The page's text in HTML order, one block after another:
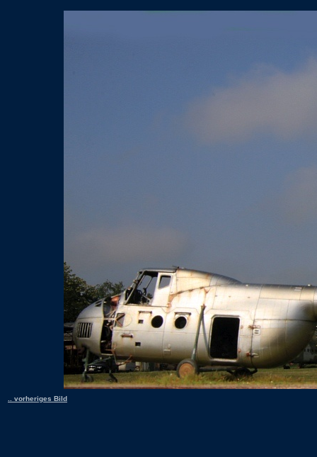
.. vorheriges Bild